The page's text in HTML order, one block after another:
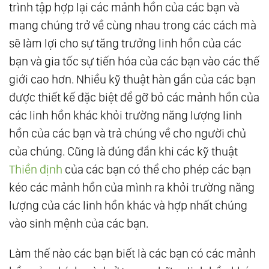
trình tập hợp lại các mảnh hồn của các bạn và
mang chúng trở về cùng nhau trong các cách mà
sẽ làm lợi cho sự tăng trưởng linh hồn của các
bạn và gia tốc sự tiến hóa của các bạn vào các thế
giới cao hơn. Nhiều kỹ thuật hàn gắn của các bạn
được thiết kế đặc biệt để gỡ bỏ các mảnh hồn của
các linh hồn khác khỏi trường năng lượng linh
hồn của các bạn và trả chúng về cho người chủ
của chúng. Cũng là đúng đắn khi các kỹ thuật
Thiền định của các bạn có thể cho phép các bạn
kéo các mảnh hồn của mình ra khỏi trường năng
lượng của các linh hồn khác và hợp nhất chúng
vào sinh mệnh của các bạn.
Làm thế nào các bạn biết là các bạn có các mảnh